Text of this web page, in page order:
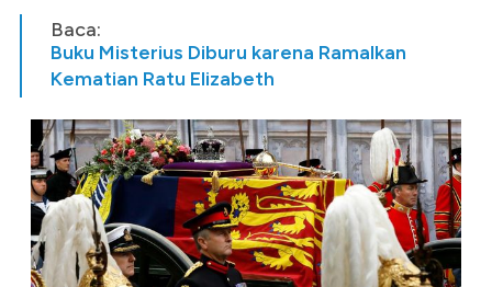
Baca:
Buku Misterius Diburu karena Ramalkan
Kematian Ratu Elizabeth